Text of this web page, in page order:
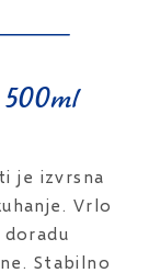
500ml
je izvrsna
Vrlo
Stabilno